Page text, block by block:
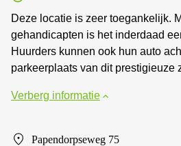
Deze locatie is zeer toegankelijk.
gehandicapten is het inderdaad
Huurders kunnen ook hun auto
parkeerplaats van dit prestigieuze
Verberg informatie
Papendorpseweg 75